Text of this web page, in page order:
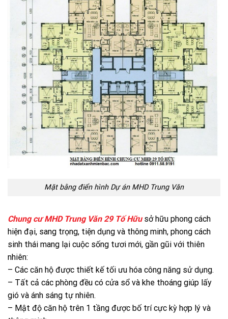
Mặt bằng điển hình Dự án MHD Trung Văn
Chung cư MHD Trung Văn 29 Tố Hữusở hữu phong cách
hiện đại, sang trọng, tiện dụng và thông minh, phong cách
sinh thái mang lại cuộc sống tươi mới, gần gũi với thiên
nhiên:
– Các căn hộ được thiết kế tối ưu hóa công năng sử dụng.
– Tất cả các phòng đều có cửa sổ và khe thoáng giúp lấy
gió và ánh sáng tự nhiên.
– Mật độ căn hộ trên 1 tầng được bố trí cực kỳ hợp lý và